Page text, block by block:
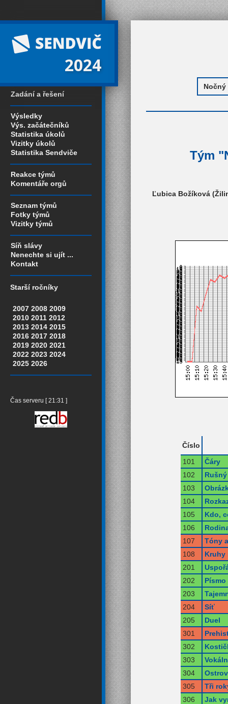
2024
Zadání a řešení
Výsledky
Výs. začátečníků
Statistika úkolů
Vizitky úkolů
Statistika Sendviče
Reakce týmů
Komentáře orgů
Seznam týmů
Fotky týmů
Vizitky týmů
Síň slávy
Nenechte si ujít ...
Kontakt
Starší ročníky
2007 2008 2009
2010 2011 2012
2013 2014 2015
2016 2017 2018
2019 2020 2021
2022 2023 2024
2025 2026
Čas serveru [ 21:31 ]
Tým
Ľubica Božíková
Číslo
101
Čáry
102
103
104
105
Kdo,
106
107
Tóny
108
Kruhy
201
202
203
204
Síť
205
Duel
301
302
303
304
305
Tři
306
Jak